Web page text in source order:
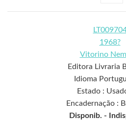
1968?
Vitorino
Editora Livraria
Idioma
Estado :
Encadernação :
Disponib. -